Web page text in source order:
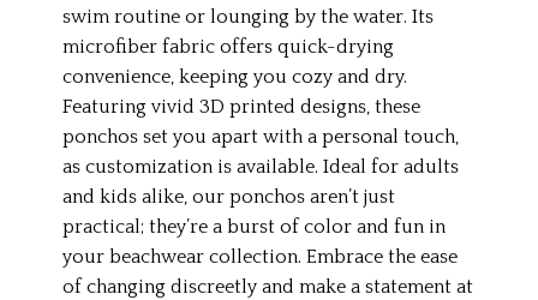
swim routine or lounging by the water. Its
microfiber fabric offers quick-drying
convenience, keeping you cozy and dry.
Featuring vivid 3D printed designs, these
ponchos set you apart with a personal touch,
as customization is available. Ideal for adults
and kids alike, our ponchos aren’t just
practical; they’re a burst of color and fun in
your beachwear collection. Embrace the ease
of changing discreetly and make a statement at